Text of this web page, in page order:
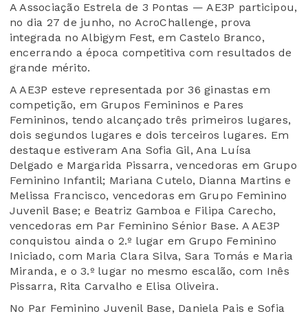
A Associação Estrela de 3 Pontas — AE3P participou,
no dia 27 de junho, no AcroChallenge, prova
integrada no Albigym Fest, em Castelo Branco,
encerrando a época competitiva com resultados de
grande mérito.
A AE3P esteve representada por 36 ginastas em
competição, em Grupos Femininos e Pares
Femininos, tendo alcançado três primeiros lugares,
dois segundos lugares e dois terceiros lugares. Em
destaque estiveram Ana Sofia Gil, Ana Luísa
Delgado e Margarida Pissarra, vencedoras em Grupo
Feminino Infantil; Mariana Cutelo, Dianna Martins e
Melissa Francisco, vencedoras em Grupo Feminino
Juvenil Base; e Beatriz Gamboa e Filipa Carecho,
vencedoras em Par Feminino Sénior Base. A AE3P
conquistou ainda o 2.º lugar em Grupo Feminino
Iniciado, com Maria Clara Silva, Sara Tomás e Maria
Miranda, e o 3.º lugar no mesmo escalão, com Inês
Pissarra, Rita Carvalho e Elisa Oliveira.
No Par Feminino Juvenil Base, Daniela Pais e Sofia